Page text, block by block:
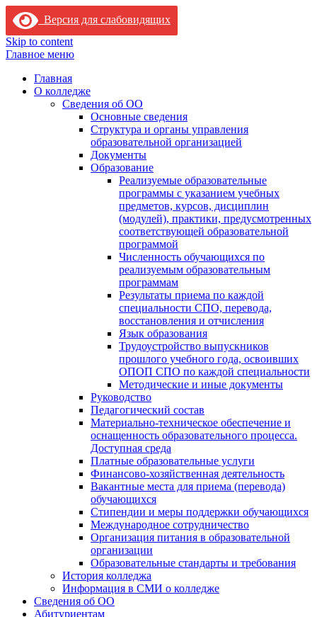
Версия для слабовидящих
Skip to content
Главное меню
Главная
О колледже
Сведения об ОО
Основные сведения
Структура и органы управления
образовательной организацией
Документы
Образование
Реализуемые образовательные
программы с указанием учебных
предметов, курсов, дисциплин
(модулей), практики, предусмотренных
соответствующей образовательной
программой
Численность обучающихся по
реализуемым образовательным
программам
Результаты приема по каждой
специальности СПО, перевода,
восстановления и отчисления
Язык образования
Трудоустройство выпускников
прошлого учебного года, освоивших
ОПОП СПО по каждой специальности
Методические и иные документы
Руководство
Педагогический состав
Материально-техническое обеспечение и
оснащенность образовательного процесса.
Доступная среда
Платные образовательные услуги
Финансово-хозяйственная деятельность
Вакантные места для приема (перевода)
обучающихся
Стипендии и меры поддержки обучающихся
Международное сотрудничество
Организация питания в образовательной
организации
Образовательные стандарты и требования
История колледжа
Информация в СМИ о колледже
Сведения об ОО
Абитуриентам